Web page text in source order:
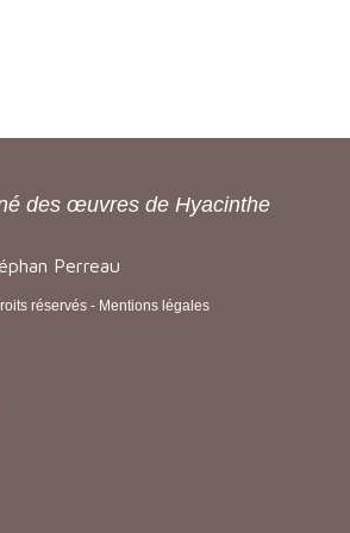
des œuvres de Hyacinthe
Perreau
réservés - Mentions légales